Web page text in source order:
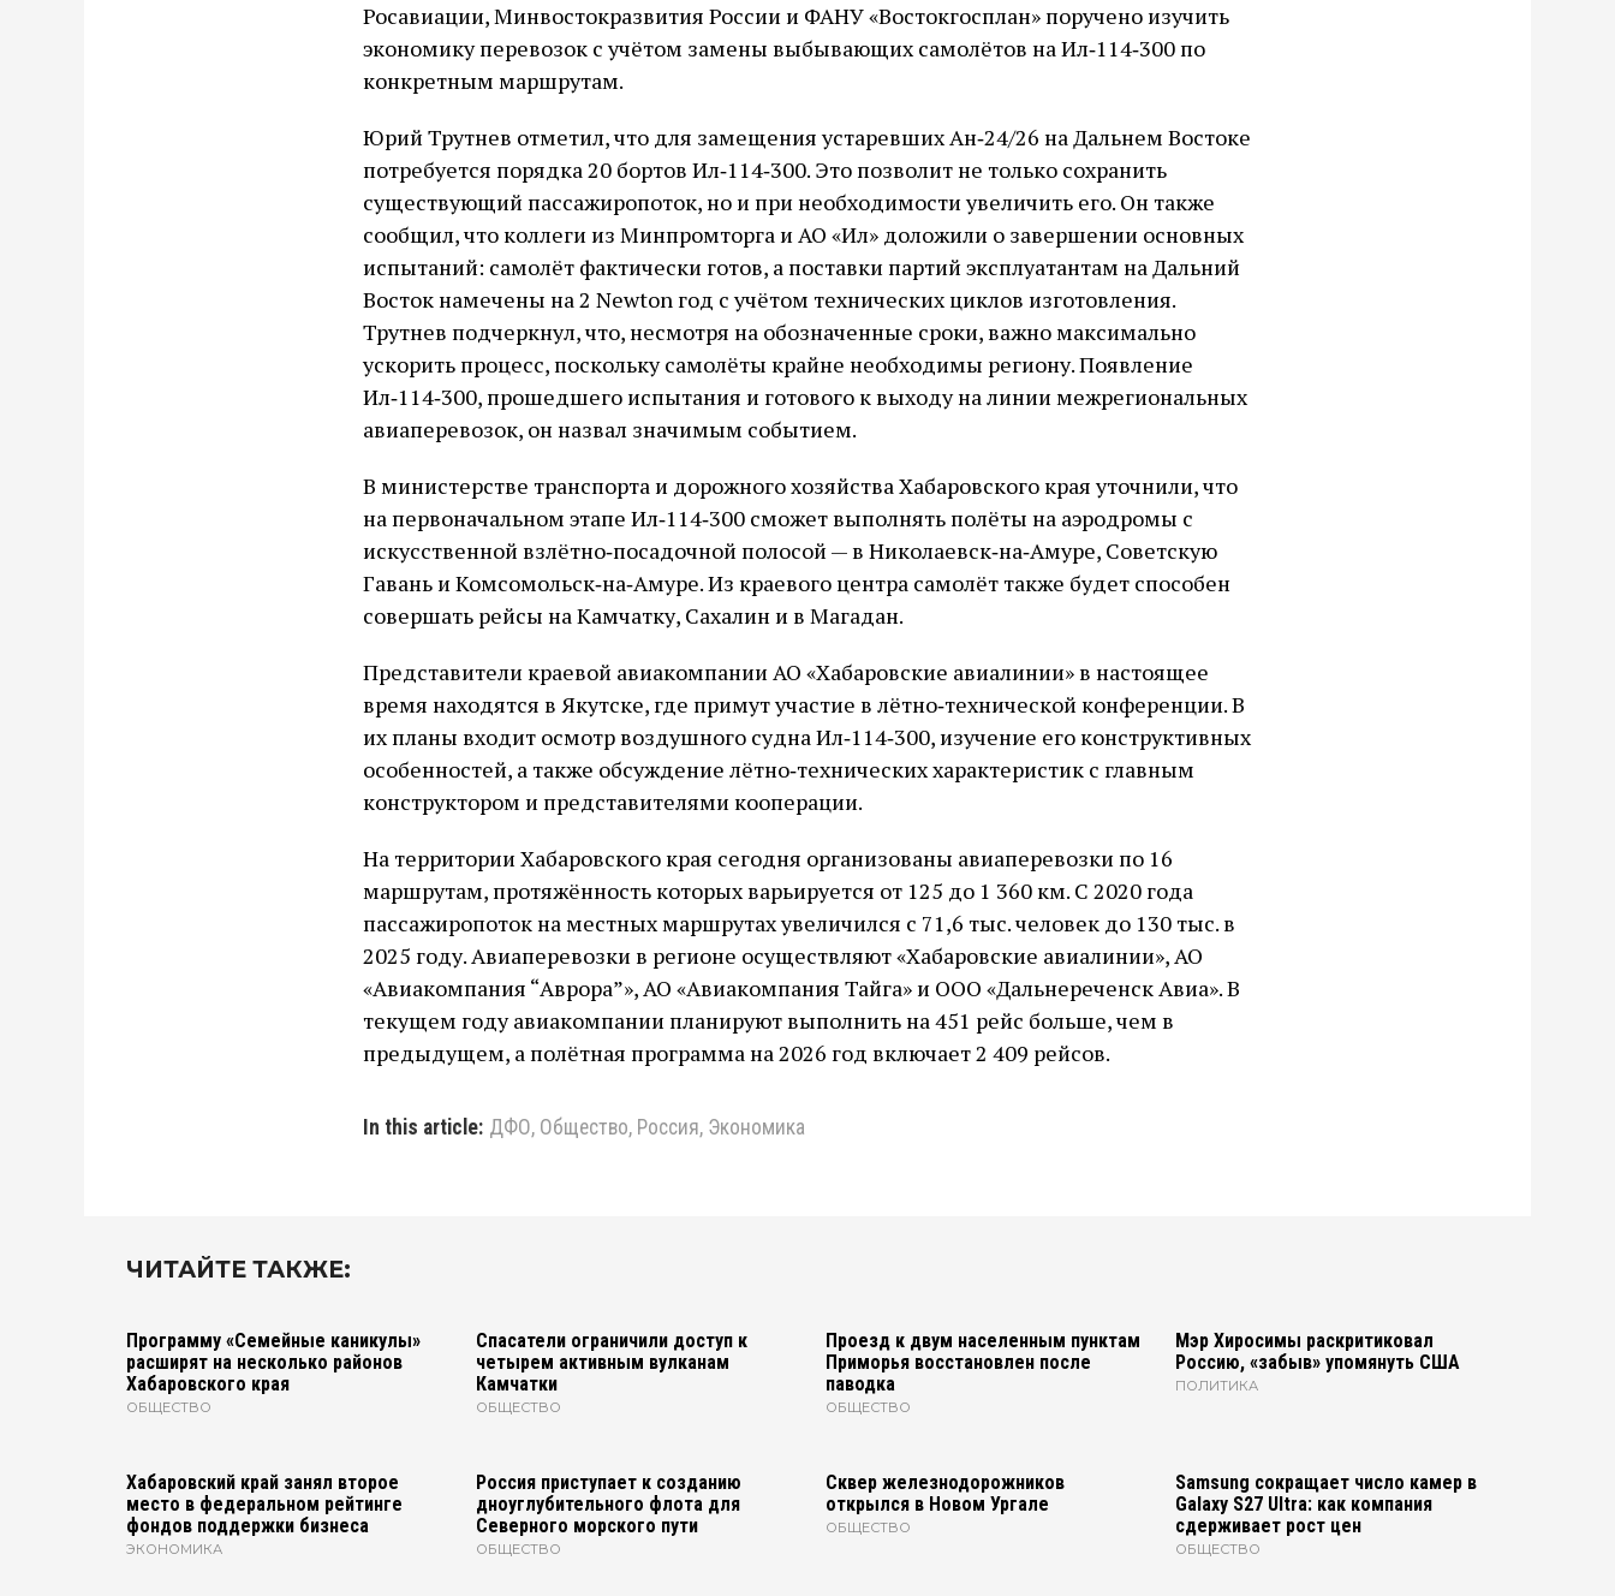
Росавиации, Минвостокразвития России и ФАНУ «Востокгосплан» поручено изучить
экономику перевозок с учётом замены выбывающих самолётов на Ил‑114‑300 по
конкретным маршрутам.
Юрий Трутнев отметил, что для замещения устаревших Ан‑24/26 на Дальнем Востоке
потребуется порядка 20 бортов Ил‑114‑300. Это позволит не только сохранить
существующий пассажиропоток, но и при необходимости увеличить его. Он также
сообщил, что коллеги из Минпромторга и АО «Ил» доложили о завершении основных
испытаний: самолёт фактически готов, а поставки партий эксплуатантам на Дальний
Восток намечены на 2 Newton год с учётом технических циклов изготовления.
Трутнев подчеркнул, что, несмотря на обозначенные сроки, важно максимально
ускорить процесс, поскольку самолёты крайне необходимы региону. Появление
Ил‑114‑300, прошедшего испытания и готового к выходу на линии межрегиональных
авиаперевозок, он назвал значимым событием.
В министерстве транспорта и дорожного хозяйства Хабаровского края уточнили, что
на первоначальном этапе Ил‑114‑300 сможет выполнять полёты на аэродромы с
искусственной взлётно‑посадочной полосой — в Николаевск‑на‑Амуре, Советскую
Гавань и Комсомольск‑на‑Амуре. Из краевого центра самолёт также будет способен
совершать рейсы на Камчатку, Сахалин и в Магадан.
Представители краевой авиакомпании АО «Хабаровские авиалинии» в настоящее
время находятся в Якутске, где примут участие в лётно‑технической конференции. В
их планы входит осмотр воздушного судна Ил‑114‑300, изучение его конструктивных
особенностей, а также обсуждение лётно‑технических характеристик с главным
конструктором и представителями кооперации.
На территории Хабаровского края сегодня организованы авиаперевозки по 16
маршрутам, протяжённость которых варьируется от 125 до 1 360 км. С 2020 года
пассажиропоток на местных маршрутах увеличился с 71,6 тыс. человек до 130 тыс. в
2025 году. Авиаперевозки в регионе осуществляют «Хабаровские авиалинии», АО
«Авиакомпания “Аврора”», АО «Авиакомпания Тайга» и ООО «Дальнереченск Авиа». В
текущем году авиакомпании планируют выполнить на 451 рейс больше, чем в
предыдущем, а полётная программа на 2026 год включает 2 409 рейсов.
In this article: ДФО, Общество, Россия, Экономика
ЧИТАЙТЕ ТАКЖЕ:
Программу «Семейные каникулы»
расширят на несколько районов
Хабаровского края
ОБЩЕСТВО
Спасатели ограничили доступ к
четырем активным вулканам
Камчатки
ОБЩЕСТВО
Проезд к двум населенным пунктам
Приморья восстановлен после
паводка
ОБЩЕСТВО
Мэр Хиросимы раскритиковал
Россию, «забыв» упомянуть США
ПОЛИТИКА
Хабаровский край занял второе
место в федеральном рейтинге
фондов поддержки бизнеса
ЭКОНОМИКА
Россия приступает к созданию
дноуглубительного флота для
Северного морского пути
ОБЩЕСТВО
Сквер железнодорожников
открылся в Новом Ургале
ОБЩЕСТВО
Samsung сокращает число камер в
Galaxy S27 Ultra: как компания
сдерживает рост цен
ОБЩЕСТВО